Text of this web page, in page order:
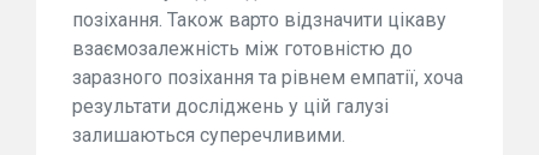
позіхання. Також варто відзначити цікаву
взаємозалежність між готовністю до
заразного позіхання та рівнем емпатії, хоча
результати досліджень у цій галузі
залишаються суперечливими.